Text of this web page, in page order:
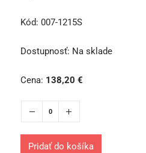
Kód: 007-1215S
Dostupnosť: Na sklade
Cena: 138,20 €
Pridať do košíka